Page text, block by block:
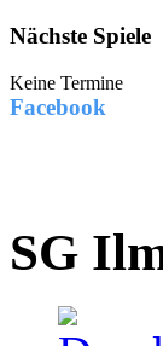
Nächste Spiele
Keine Termine
Facebook
SG